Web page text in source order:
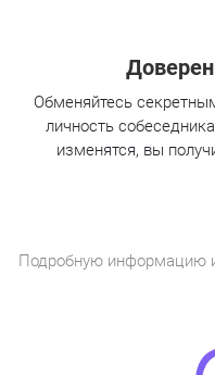
Обменяйтесь
личность
изменятся, вы
Подробную информацию